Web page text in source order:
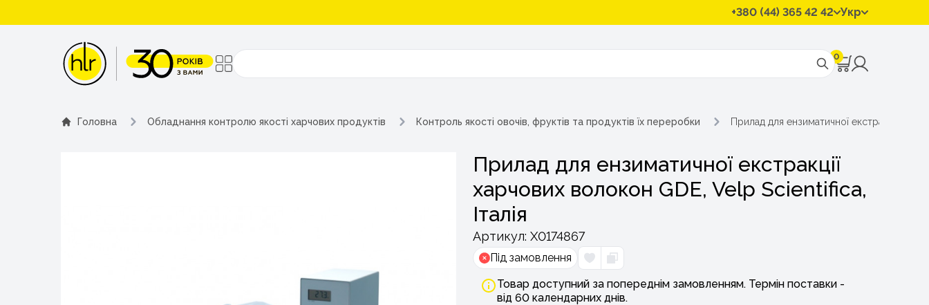
+380 (44) 365 42 42 Укр
0
Поиск
Головна Обладнання контролю якості харчових продуктів Контроль якості овочів, фруктів та продуктів їх переробки Прилад для ензиматичної екстракції
Прилад для ензиматичної екстракції
харчових волокон GDE, Velp Scientifica,
Італія
Артикул: Х0174867
Під замовлення
Товар доступний за попереднім замовленням. Термін поставки -
від 60 календарних днів.